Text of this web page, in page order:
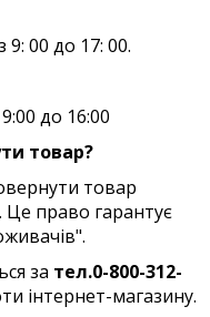
00 до 17: 00.
до 16:00
товар?
товар
Це право гарантує
за тел.0-800-312-
інтернет-магазину.